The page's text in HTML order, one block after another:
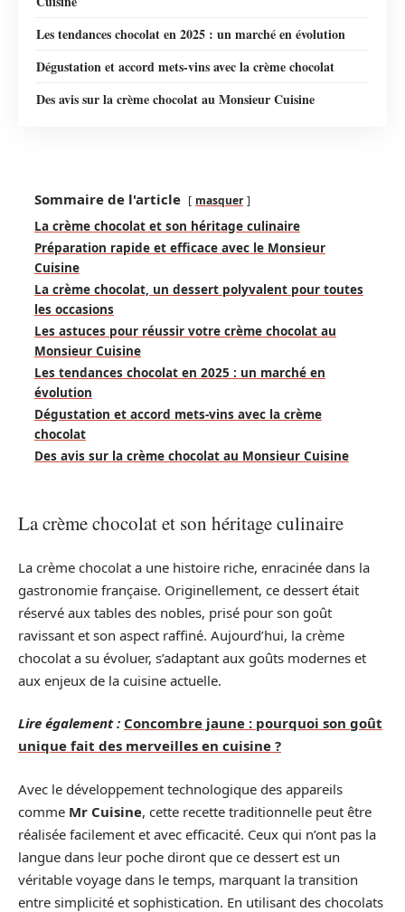
Les tendances chocolat en 2025 : un marché en évolution
Dégustation et accord mets-vins avec la crème chocolat
Des avis sur la crème chocolat au Monsieur Cuisine
Sommaire de l'article masquer
La crème chocolat et son héritage culinaire
Préparation rapide et efficace avec le Monsieur
Cuisine
La crème chocolat, un dessert polyvalent pour toutes
les occasions
Les astuces pour réussir votre crème chocolat au
Monsieur Cuisine
Les tendances chocolat en 2025 : un marché en
évolution
Dégustation et accord mets-vins avec la crème
chocolat
Des avis sur la crème chocolat au Monsieur Cuisine
La crème chocolat et son héritage culinaire
La crème chocolat a une histoire riche, enracinée dans la
gastronomie française. Originellement, ce dessert était
réservé aux tables des nobles, prisé pour son goût
ravissant et son aspect raffiné. Aujourd’hui, la crème
chocolat a su évoluer, s’adaptant aux goûts modernes et
aux enjeux de la cuisine actuelle.
Lire également : Concombre jaune : pourquoi son goût
unique fait des merveilles en cuisine ?
Avec le développement technologique des appareils
comme Mr Cuisine, cette recette traditionnelle peut être
réalisée facilement et avec efficacité. Ceux qui n’ont pas la
langue dans leur poche diront que ce dessert est un
véritable voyage dans le temps, marquant la transition
entre simplicité et sophistication. En utilisant des chocolats